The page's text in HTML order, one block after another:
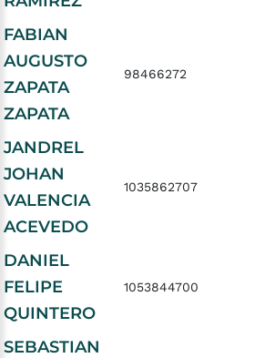
FABIAN
AUGUSTO
ZAPATA
ZAPATA
98466272
JANDREL
JOHAN
VALENCIA
ACEVEDO
1035862707
DANIEL
FELIPE
QUINTERO
1053844700
SEBASTIAN